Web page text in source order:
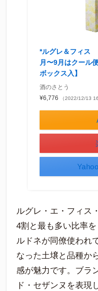
*ルグレ＆フィス
月〜9月はクール
ボックス入】
酒のさとう
¥6,776
（2022/12/13
ルグレ・エ・フィス
4割と最も多い比率
ルドネが同僚使われ
なった土壌と品種か
感が魅力です。ブラ
ド・セザンヌを表現